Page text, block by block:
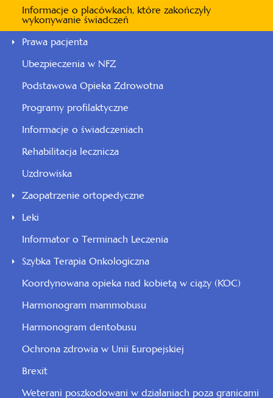
Informacje o placówkach, które zakończyły
wykonywanie świadczeń
Prawa pacjenta
Ubezpieczenia w NFZ
Podstawowa Opieka Zdrowotna
Programy profilaktyczne
Informacje o świadczeniach
Rehabilitacja lecznicza
Uzdrowiska
Zaopatrzenie ortopedyczne
Leki
Informator o Terminach Leczenia
Szybka Terapia Onkologiczna
Koordynowana opieka nad kobietą w ciąży (KOC)
Harmonogram mammobusu
Harmonogram dentobusu
Ochrona zdrowia w Unii Europejskiej
Brexit
Weterani poszkodowani w działaniach poza granicami